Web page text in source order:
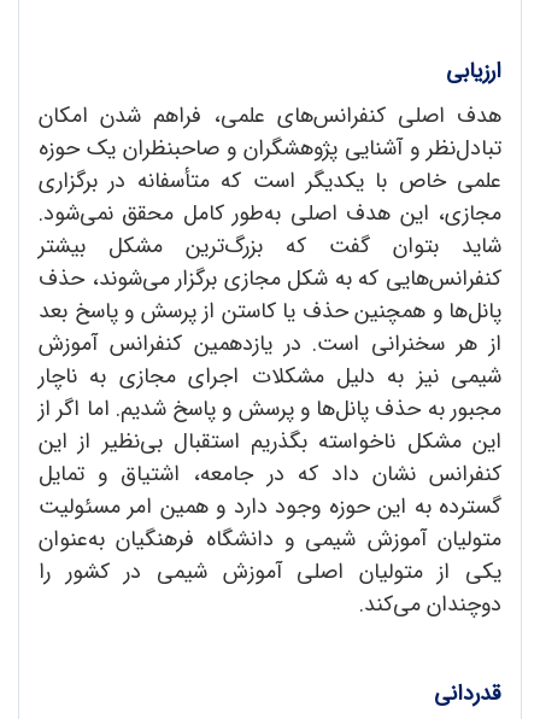
ارزیابی
هدف اصلی کنفرانس‌های علمی، فراهم شدن امکان
تبادل‌نظر و آشنایی پژوهشگران و صاحبنظران یک حوزه‌
علمی خاص با یکدیگر است که متأسفانه در برگزاری
مجازی، این هدف اصلی به‌طور کامل محقق نمی‌شود.
شاید بتوان گفت که بزرگ‌ترین مشکل بیشتر
کنفرانس‌هایی که به شکل مجازی برگزار می‌شوند، حذف
پانل‌ها و همچنین حذف یا کاستن از پرسش و پاسخ بعد
از هر سخنرانی است. در یازدهمین کنفرانس آموزش
شیمی نیز به دلیل مشکلات اجرای مجازی به ناچار
مجبور به حذف پانل‌ها و پرسش و پاسخ شدیم. اما اگر از
این مشکل ناخواسته بگذریم استقبال بی‌نظیر از این
کنفرانس نشان داد که در جامعه، اشتیاق و تمایل
گسترده به این حوزه وجود دارد و همین امر مسئولیت
متولیان آموزش شیمی و دانشگاه فرهنگیان به‌عنوان
یکی از متولیان اصلی آموزش شیمی در کشور را
دوچندان می‌کند.
قدردانی